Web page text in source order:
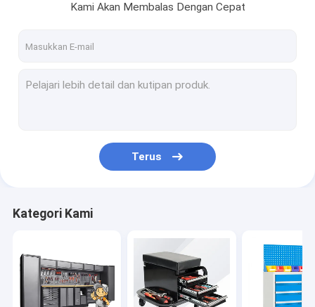
Kami Akan Membalas Dengan Cepat
Terus
Kategori Kami